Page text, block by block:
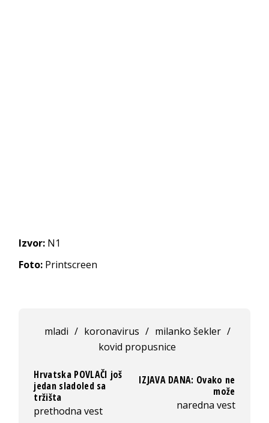
Izvor: N1
Foto: Printscreen
mladi / koronavirus / milanko šekler /
kovid propusnice
Hrvatska POVLAČI još
jedan sladoled sa
tržišta
prethodna vest
IZJAVA DANA: Ovako ne
može
naredna vest